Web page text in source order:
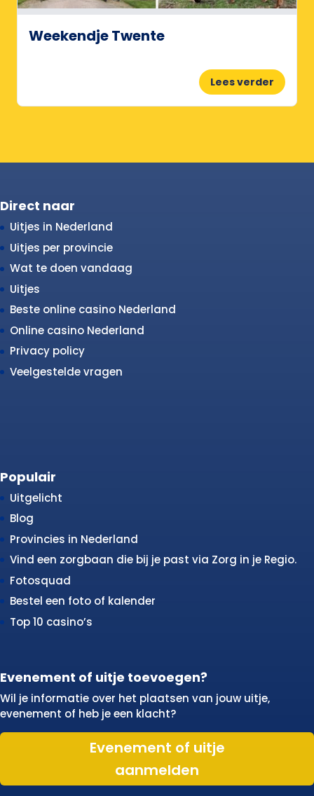
Weekendje Twente
Lees verder
Direct naar
Uitjes in Nederland
Uitjes per provincie
Wat te doen vandaag
Uitjes
Beste online casino Nederland
Online casino Nederland
Privacy policy
Veelgestelde vragen
Populair
Uitgelicht
Blog
Provincies in Nederland
Vind een zorgbaan die bij je past via Zorg in je Regio.
Fotosquad
Bestel een foto of kalender
Top 10 casino’s
Evenement of uitje toevoegen?
Wil je informatie over het plaatsen van jouw uitje,
evenement of heb je een klacht?
Evenement of uitje
aanmelden